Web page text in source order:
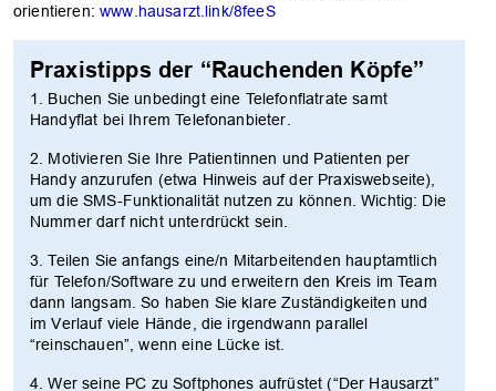
orientieren:www.hausarzt.link/8feeS
Praxistipps der “Rauchenden Köpfe”
1. Buchen Sie unbedingt eine Telefonflatrate samt
Handyflat bei Ihrem Telefonanbieter.
2. Motivieren Sie Ihre Patientinnen und Patienten per
Handy anzurufen (etwa Hinweis auf der Praxiswebseite),
um die SMS-Funktionalität nutzen zu können. Wichtig: Die
Nummer darf nicht unterdrückt sein.
3. Teilen Sie anfangs eine/n Mitarbeitenden hauptamtlich
für Telefon/Software zu und erweitern den Kreis im Team
dann langsam. So haben Sie klare Zuständigkeiten und
im Verlauf viele Hände, die irgendwann parallel
“reinschauen”, wenn eine Lücke ist.
4. Wer seine PC zu Softphones aufrüstet (“Der Hausarzt”